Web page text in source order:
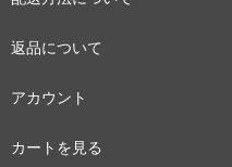
返品について
アカウント
カートを見る